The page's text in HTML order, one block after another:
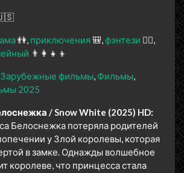
👫 приключения 🎒 фэнтези 🧝‍♂️
👨‍👩‍👧‍👦
Зарубежные фильмы Фильмы
2025
/ Snow White (2025) HD:
Белоснежка потеряла родителей
у Злой королевы, которая
в замке. Однажды волшебное
королеве, что принцесса стала